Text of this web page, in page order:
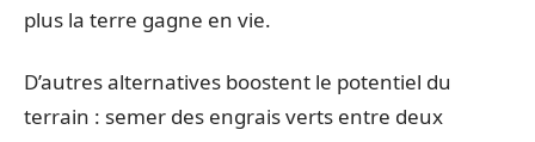
plus la terre gagne en vie.
D’autres alternatives boostent le potentiel du
terrain : semer des engrais verts entre deux